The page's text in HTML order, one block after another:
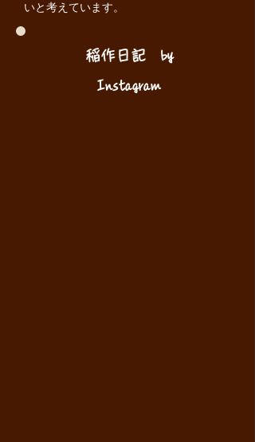
いと考えています。
稲作日記 by
Instagram